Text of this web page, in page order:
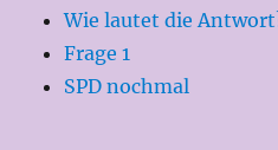
Wie lautet die
Frage 1
SPD nochmal